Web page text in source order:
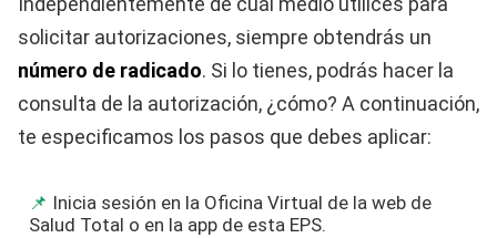
solicitar autorizaciones, siempre obtendrás un
número de radicado. Si lo tienes, podrás hacer la
consulta de la autorización, ¿cómo? A continuación,
te especificamos los pasos que debes aplicar:
Inicia sesión en la Oficina Virtual de la web de
Salud Total o en la app de esta EPS.